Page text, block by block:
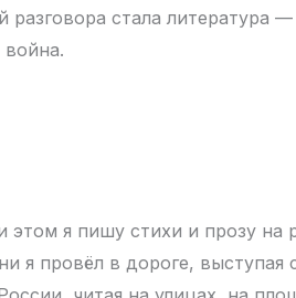
стала литература
война.
я пишу стихи и прозу на
я провёл в дороге, выступая